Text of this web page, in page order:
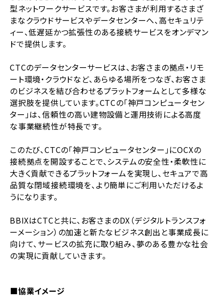
型ネットワークサービスです。お客さまが利用するさまざ
まなクラウドサービスやデータセンターへ、高セキュリテ
ィー、低遅延かつ拡張性のある接続サービスをオンデマン
ドで提供します。
CTCのデータセンターサービスは、お客さまの拠点・リモ
ート環境・クラウドなど、あらゆる場所をつなぎ、お客さま
のビジネスを結び合わせるプラットフォームとして多様な
選択肢を提供しています。CTCの「神戸コンピュータセン
ター」は、信頼性の高い建物設備と運用技術による高度
な事業継続性が特長です。
このたび、CTCの「神戸コンピュータセンター」にOCXの
接続拠点を開設することで、システムの安全性・柔軟性に
大きく貢献できるプラットフォームを実現し、セキュアで高
品質な閉域接続環境を、より簡単にご利用いただけるよ
うになります。
BBIXはCTCと共に、お客さまのDX（デジタルトランスフォ
ーメーション）の加速と新たなビジネス創出と事業成長に
向けて、サービスの拡充に取り組み、夢のある豊かな社会
の実現に貢献していきます。
■協業イメージ